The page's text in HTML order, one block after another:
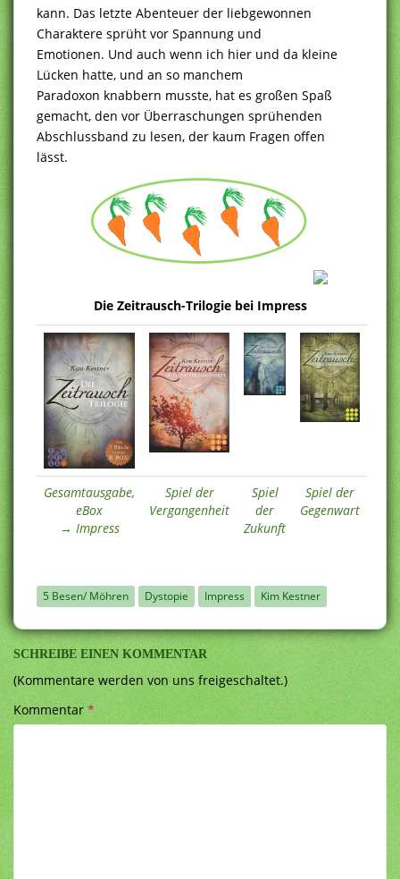
kann. Das letzte Abenteuer der liebgewonnen
Charaktere sprüht vor Spannung und
Emotionen. Und auch wenn ich hier und da kleine
Lücken hatte, und an so manchem
Paradoxon knabbern musste, hat es großen Spaß
gemacht, den vor Überraschungen sprühenden
Abschlussband zu lesen, der kaum Fragen offen
lässt.
Die Zeitrausch-Trilogie bei Impress
Gesamtausgabe,
eBox
→ Impress
Spiel der
Vergangenheit
Spiel
der
Zukunft
Spiel der
Gegenwart
5 Besen/ Möhren Dystopie Impress Kim Kestner
SCHREIBE EINEN KOMMENTAR
(Kommentare werden von uns freigeschaltet.)
Kommentar*